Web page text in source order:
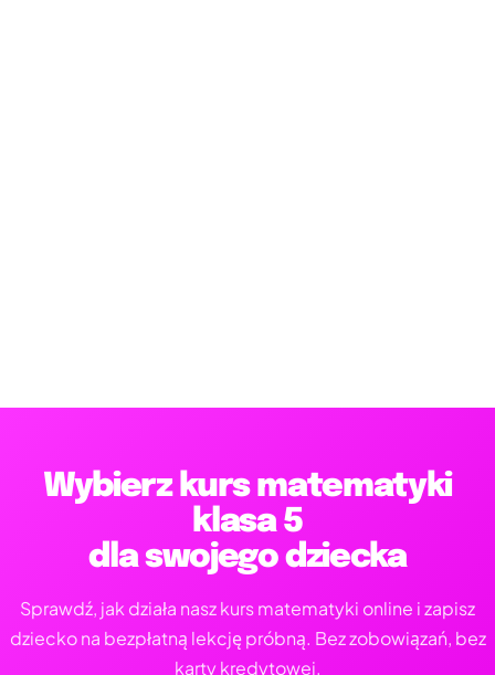
Wybierz kurs matematyki
klasa 5
dla swojego dziecka
Sprawdź, jak działa nasz kurs matematyki online i zapisz
dziecko na bezpłatną lekcję próbną. Bez zobowiązań, bez
karty kredytowej.